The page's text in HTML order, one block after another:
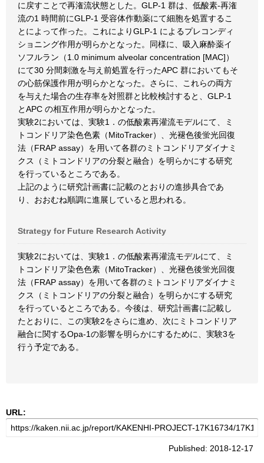
に戻すことで再潅流状態とした。GLP-1 群は、低酸素-再潅
流の1 時間前にGLP-1 受容体作動薬にて細胞を処置するこ
とによって作った。これによりGLP-1 によるプレコンディ
ショニング作用が明らかとなった。同様に、吸入麻酔薬イ
ソフルラン（1.0 minimum alveolar concentration [MAC]）
にて30 分間刺激を与え前処置を行ったAPC 群においてもそ
の心筋保護作用が明らかとなった。さらに、これらの両方
を与えた場合の生存率を対照群と比較検討すると、GLP-1
とAPC の相互作用が明らかとなった。
実験2においては、実験1．の低酸素再灌流モデルにて、ミ
トコンドリア染色色素（MitoTracker）、光褪色後蛍光回復
法（FRAP assay）を用いて各群のミトコンドリアダイナミ
クス（ミトコンドリアの分裂と融合）を明らかにする研究
を行っているところである。
上記のように研究計画書に記載のとおりの進捗具合であ
り、おおむね順調に進展していると思われる。
Strategy for Future Research Activity
実験2においては、実験1．の低酸素再灌流モデルにて、ミ
トコンドリア染色色素（MitoTracker）、光褪色後蛍光回復
法（FRAP assay）を用いて各群のミトコンドリアダイナミ
クス（ミトコンドリアの分裂と融合）を明らかにする研究
を行っているところである。今後は、研究計画書に記載し
たとおりに、この実験2をさらに進め、次にミトコンドリア
融合に関するOpa-1の影響を明らかにするために、実験3を
行う予定である。
URL:
Published: 2018-12-17